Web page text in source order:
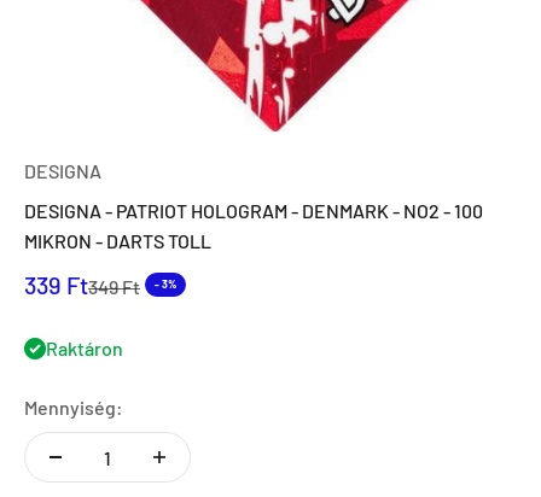
DESIGNA
DESIGNA - PATRIOT HOLOGRAM - DENMARK - NO2 - 100
MIKRON - DARTS TOLL
Eladási ár
339 FtNormál ár
349 Ft - 3%
Raktáron
Mennyiség: